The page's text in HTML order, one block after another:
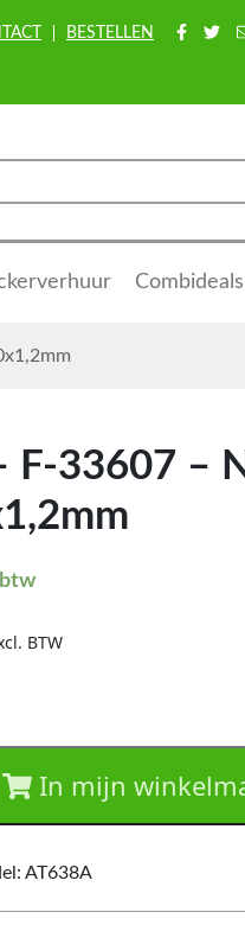
BESTELLEN
Combideals
F-33607 –
BTW
In mijn
AT638A